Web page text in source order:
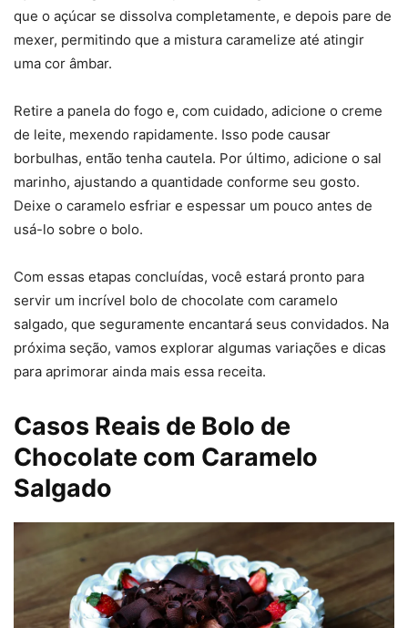
que o açúcar se dissolva completamente, e depois pare de
mexer, permitindo que a mistura caramelize até atingir
uma cor âmbar.
Retire a panela do fogo e, com cuidado, adicione o creme
de leite, mexendo rapidamente. Isso pode causar
borbulhas, então tenha cautela. Por último, adicione o sal
marinho, ajustando a quantidade conforme seu gosto.
Deixe o caramelo esfriar e espessar um pouco antes de
usá-lo sobre o bolo.
Com essas etapas concluídas, você estará pronto para
servir um incrível bolo de chocolate com caramelo
salgado, que seguramente encantará seus convidados. Na
próxima seção, vamos explorar algumas variações e dicas
para aprimorar ainda mais essa receita.
Casos Reais de Bolo de
Chocolate com Caramelo
Salgado